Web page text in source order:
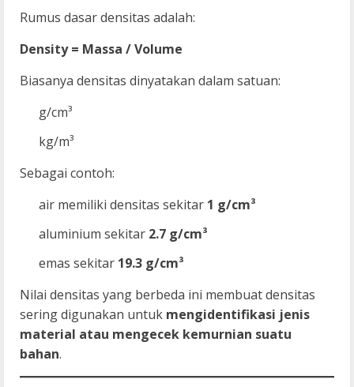
Rumus dasar densitas adalah:
Density = Massa / Volume
Biasanya densitas dinyatakan dalam satuan:
g/cm³
kg/m³
Sebagai contoh:
air memiliki densitas sekitar 1 g/cm³
aluminium sekitar 2.7 g/cm³
emas sekitar 19.3 g/cm³
Nilai densitas yang berbeda ini membuat densitas
sering digunakan untuk mengidentifikasi jenis
material atau mengecek kemurnian suatu
bahan.